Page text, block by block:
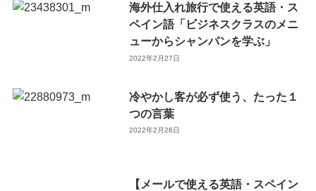
海外仕入れ旅行で使える英語・ス
ペイン語「ビジネスクラスのメニ
ューからシャンパンを学ぶ」
2022年2月27日
冷やかし客が必ず使う、たった１
つの言葉
2022年2月26日
【メールで使える英語・スペイン